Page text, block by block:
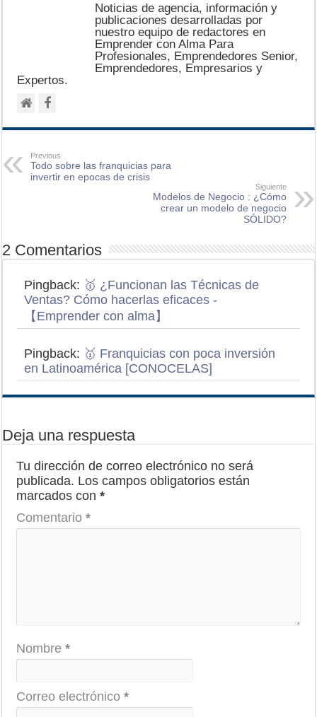
Noticias de agencia, información y
publicaciones desarrolladas por
nuestro equipo de redactores en
Emprender con Alma Para
Profesionales, Emprendedores Senior,
Emprendedores, Empresarios y
Expertos.
Previous
Todo sobre las franquicias para
invertir en epocas de crisis
Siguiente
Modelos de Negocio : ¿Cómo
crear un modelo de negocio
SÓLIDO?
2 Comentarios
Pingback: 🥇 ¿Funcionan las Técnicas de
Ventas? Cómo hacerlas eficaces -
【Emprender con alma】
Pingback: 🥇 Franquicias con poca inversión
en Latinoamérica [CONOCELAS]
Deja una respuesta
Tu dirección de correo electrónico no será
publicada. Los campos obligatorios están
marcados con*
Comentario*
Nombre*
Correo electrónico*